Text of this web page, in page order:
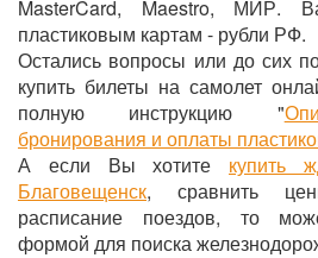
MasterCard, Maestro, МИР.
пластиковым картам - рубли РФ.
Остались вопросы или до сих
купить билеты на самолет
полную инструкцию "
бронирования и оплаты
А если Вы хотите купить
Благовещенск, сравнить
расписание поездов, то
формой для поиска